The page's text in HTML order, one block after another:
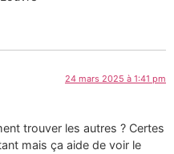
24 mars 2025 à 1:41 pm
trouver les autres ? Certes
mais ça aide de voir le